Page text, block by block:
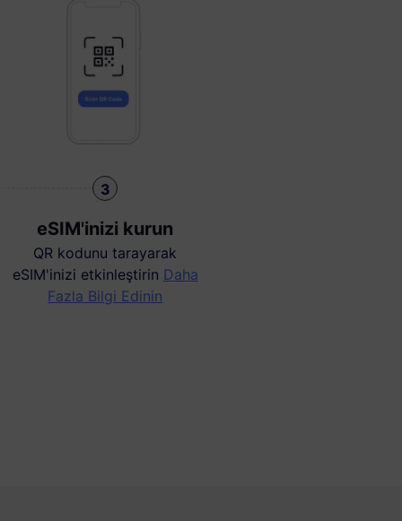
3
eSIM'inizi kurun
QR kodunu tarayarak
eSIM'inizi etkinleştirin Daha
Fazla Bilgi Edinin